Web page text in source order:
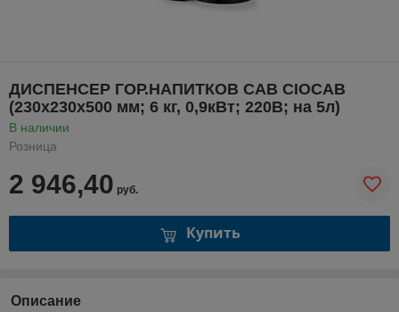
ДИСПЕНСЕР ГОР.НАПИТКОВ CAB CIOCAB
(230х230х500 мм; 6 кг, 0,9кВт; 220В; на 5л)
В наличии
Розница
2 946,40 руб.
Купить
Описание